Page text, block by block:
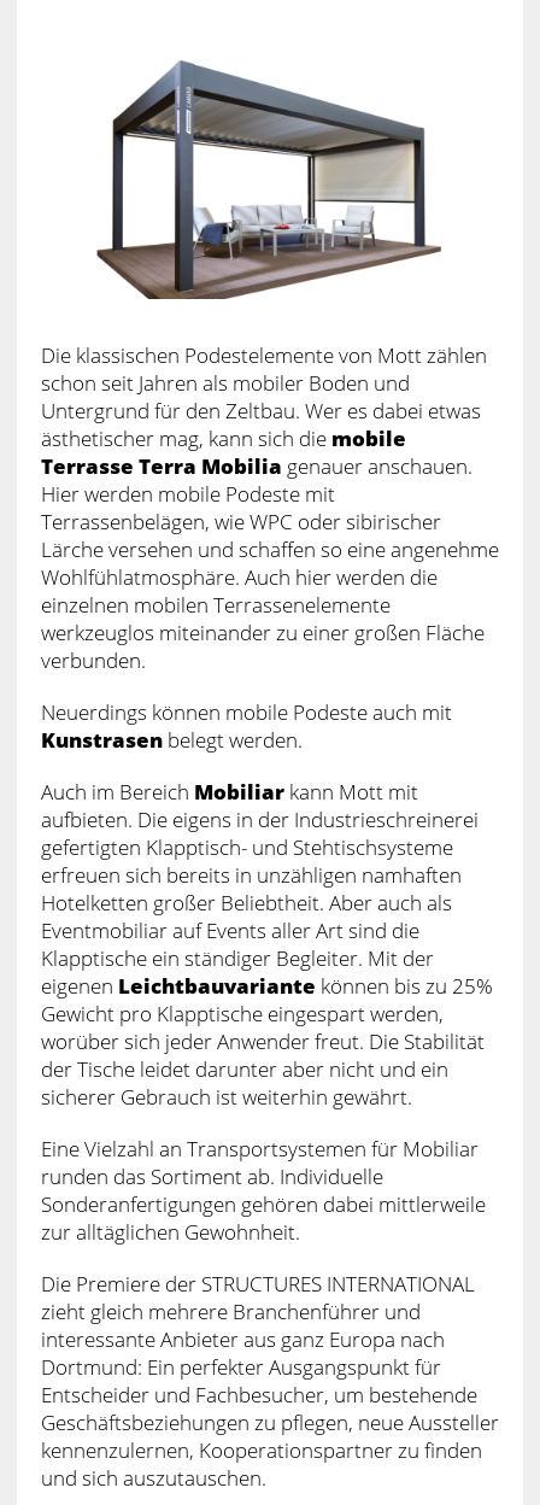
Die klassischen Podestelemente von Mott zählen
schon seit Jahren als mobiler Boden und
Untergrund für den Zeltbau. Wer es dabei etwas
ästhetischer mag, kann sich die mobile
Terrasse Terra Mobilia genauer anschauen.
Hier werden mobile Podeste mit
Terrassenbelägen, wie WPC oder sibirischer
Lärche versehen und schaffen so eine angenehme
Wohlfühlatmosphäre. Auch hier werden die
einzelnen mobilen Terrassenelemente
werkzeuglos miteinander zu einer großen Fläche
verbunden.
Neuerdings können mobile Podeste auch mit
Kunstrasen belegt werden.
Auch im Bereich Mobiliarkann Mott mit
aufbieten. Die eigens in der Industrieschreinerei
gefertigten Klapptisch- und Stehtischsysteme
erfreuen sich bereits in unzähligen namhaften
Hotelketten großer Beliebtheit. Aber auch als
Eventmobiliar auf Events aller Art sind die
Klapptische ein ständiger Begleiter. Mit der
eigenen Leichtbauvariante können bis zu 25%
Gewicht pro Klapptische eingespart werden,
worüber sich jeder Anwender freut. Die Stabilität
der Tische leidet darunter aber nicht und ein
sicherer Gebrauch ist weiterhin gewährt.
Eine Vielzahl an Transportsystemen für Mobiliar
runden das Sortiment ab. Individuelle
Sonderanfertigungen gehören dabei mittlerweile
zur alltäglichen Gewohnheit.
Die Premiere der STRUCTURES INTERNATIONAL
zieht gleich mehrere Branchenführer und
interessante Anbieter aus ganz Europa nach
Dortmund: Ein perfekter Ausgangspunkt für
Entscheider und Fachbesucher, um bestehende
Geschäftsbeziehungen zu pflegen, neue Aussteller
kennenzulernen, Kooperationspartner zu finden
und sich auszutauschen.